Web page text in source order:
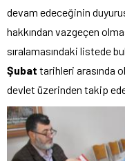
devam edeceğinin
hakkından vazgeçen
sıralamasındaki listede
Şubat tarihleri arasında
devlet üzerinden takip